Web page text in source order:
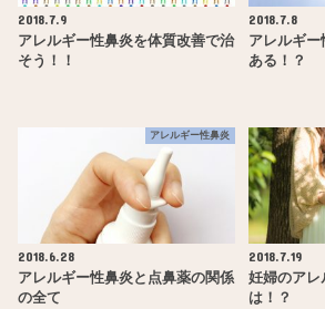
2018.7.9
アレルギー性鼻炎を体質改善で治
そう！！
2018.7.8
アレルギ
ある！？
アレルギー性鼻炎
2018.6.28
アレルギー性鼻炎と点鼻薬の関係
の全て
2018.7.19
妊婦のアレ
は！？